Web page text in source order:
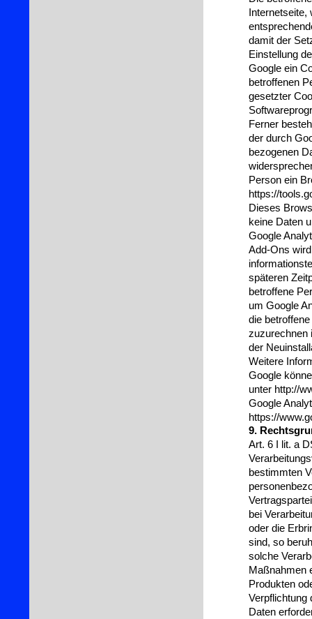
damit der
Einstellung
Google ein
betroffenen
gesetzter
Ferner
der durch
bezogenen
Person ein
https://
Dieses
keine Daten
Google
Add-Ons
späteren
betroffene
um Google
die
zuzurechnen
der
Weitere
Google
unter http://
Google
https://
9.
Art. 6 I lit. a
bestimmten
bei
oder die
sind, so
solche
Maßnahmen
Produkten
Verpflichtung
Daten